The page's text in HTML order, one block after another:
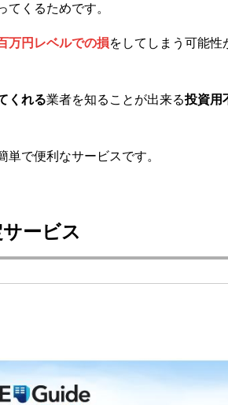
てくるためです。
万円レベルでの損をしてしまう可能性
くれる業者を知ることが出来る投資用
単で便利なサービスです。
サービス